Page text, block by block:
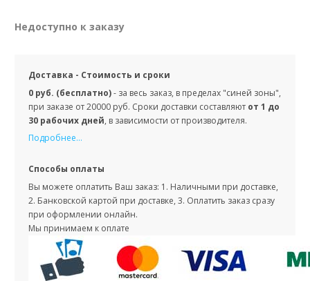
Недоступно к заказу
Доставка - Стоимость и сроки
0 руб. (бесплатно)- за весь заказ, в пределах "синей зоны",
при заказе от 20000 руб. Сроки доставки составляют от 1 до
30 рабочих дней, в зависимости от производителя.
Подробнее...
Способы оплаты
Вы можете оплатить Ваш заказ: 1. Наличными при доставке,
2. Банковской картой при доставке, 3. Оплатить заказ сразу
при оформлении онлайн.
Мы принимаем к оплате